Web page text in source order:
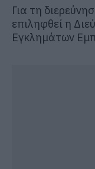
Για τη
επιληφθεί η
Εγκλημάτων